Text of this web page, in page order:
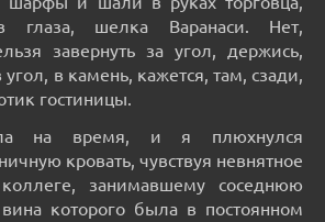
глаза, шелка Варанаси. Нет,
завернуть за угол, держись,
в камень, кажется, там, сзади,
гостиницы.
на время, и я плюхнулся
кровать, чувствуя невнятное
занимавшему соседнюю
которого была в постоянном